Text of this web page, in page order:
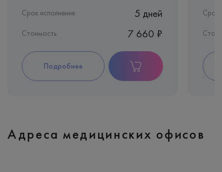
Срок исполнения: 5 дней
Стоимость 7 660 ₽
Подробнее
Срок
Адреса медицинских офисов